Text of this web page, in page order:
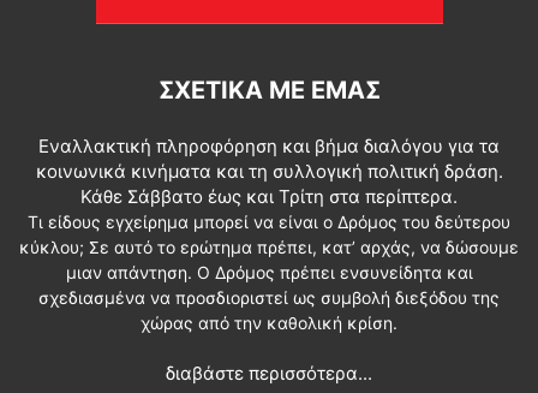
ΣΧΕΤΙΚΆ ΜΕ ΕΜΆΣ
Εναλλακτική πληροφόρηση και βήμα διαλόγου για τα
κοινωνικά κινήματα και τη συλλογική πολιτική δράση.
Κάθε Σάββατο έως και Τρίτη στα περίπτερα.
Τι είδους εγχείρημα μπορεί να είναι ο Δρόμος του δεύτερου
κύκλου; Σε αυτό το ερώτημα πρέπει, κατ’ αρχάς, να δώσουμε
μιαν απάντηση. Ο Δρόμος πρέπει ενσυνείδητα και
σχεδιασμένα να προσδιοριστεί ως συμβολή διεξόδου της
χώρας από την καθολική κρίση.
διαβάστε περισσότερα...